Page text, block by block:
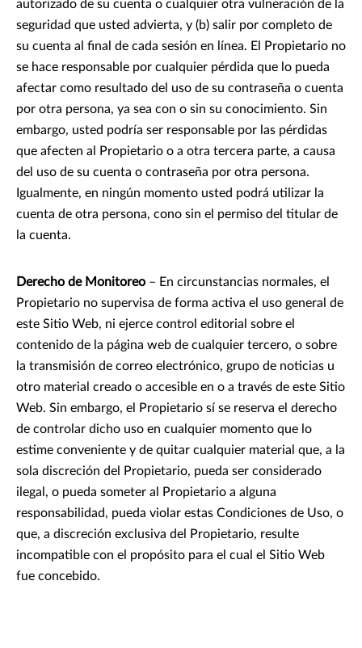
autorizado de su cuenta o cualquier otra vulneración de la
seguridad que usted advierta, y (b) salir por completo de
su cuenta al final de cada sesión en línea. El Propietario no
se hace responsable por cualquier pérdida que lo pueda
afectar como resultado del uso de su contraseña o cuenta
por otra persona, ya sea con o sin su conocimiento. Sin
embargo, usted podría ser responsable por las pérdidas
que afecten al Propietario o a otra tercera parte, a causa
del uso de su cuenta o contraseña por otra persona.
Igualmente, en ningún momento usted podrá utilizar la
cuenta de otra persona, cono sin el permiso del titular de
la cuenta.
Derecho de Monitoreo – En circunstancias normales, el
Propietario no supervisa de forma activa el uso general de
este Sitio Web, ni ejerce control editorial sobre el
contenido de la página web de cualquier tercero, o sobre
la transmisión de correo electrónico, grupo de noticias u
otro material creado o accesible en o a través de este Sitio
Web. Sin embargo, el Propietario sí se reserva el derecho
de controlar dicho uso en cualquier momento que lo
estime conveniente y de quitar cualquier material que, a la
sola discreción del Propietario, pueda ser considerado
ilegal, o pueda someter al Propietario a alguna
responsabilidad, pueda violar estas Condiciones de Uso, o
que, a discreción exclusiva del Propietario, resulte
incompatible con el propósito para el cual el Sitio Web
fue concebido.